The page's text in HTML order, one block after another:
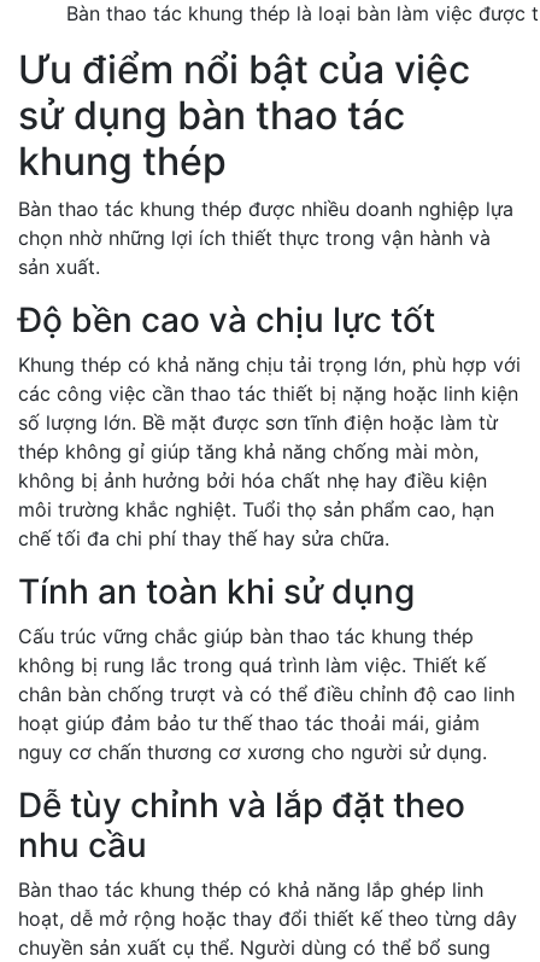
Bàn thao tác khung thép là loại bàn làm việc
Ưu điểm nổi bật của việc
sử dụng bàn thao tác
khung thép
Bàn thao tác khung thép được nhiều doanh nghiệp lựa
chọn nhờ những lợi ích thiết thực trong vận hành và
sản xuất.
Độ bền cao và chịu lực tốt
Khung thép có khả năng chịu tải trọng lớn, phù hợp với
các công việc cần thao tác thiết bị nặng hoặc linh kiện
số lượng lớn. Bề mặt được sơn tĩnh điện hoặc làm từ
thép không gỉ giúp tăng khả năng chống mài mòn,
không bị ảnh hưởng bởi hóa chất nhẹ hay điều kiện
môi trường khắc nghiệt. Tuổi thọ sản phẩm cao, hạn
chế tối đa chi phí thay thế hay sửa chữa.
Tính an toàn khi sử dụng
Cấu trúc vững chắc giúp bàn thao tác khung thép
không bị rung lắc trong quá trình làm việc. Thiết kế
chân bàn chống trượt và có thể điều chỉnh độ cao linh
hoạt giúp đảm bảo tư thế thao tác thoải mái, giảm
nguy cơ chấn thương cơ xương cho người sử dụng.
Dễ tùy chỉnh và lắp đặt theo
nhu cầu
Bàn thao tác khung thép có khả năng lắp ghép linh
hoạt, dễ mở rộng hoặc thay đổi thiết kế theo từng dây
chuyền sản xuất cụ thể. Người dùng có thể bổ sung